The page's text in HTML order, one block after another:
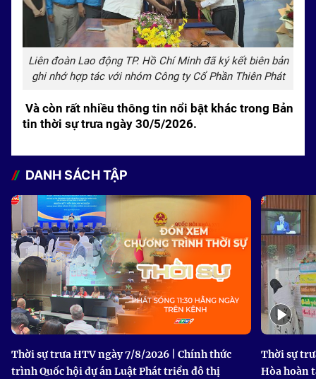
Liên đoàn Lao động TP. Hồ Chí Minh đã ký kết biên bản
ghi nhớ hợp tác với nhóm Công ty Cổ Phần Thiên Phát
Và còn rất nhiều thông tin nổi bật khác trong Bản
tin thời sự trưa ngày 30/5/2026.
DANH SÁCH TẬP
Thời sự trưa HTV ngày 7/8/2026 | Chính thức
trình Quốc hội dự án Luật Phát triển đô thị
Thời sự
Hòa hoàn